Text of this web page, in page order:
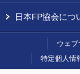
日本FP協会につ
ウェ
特定個人情